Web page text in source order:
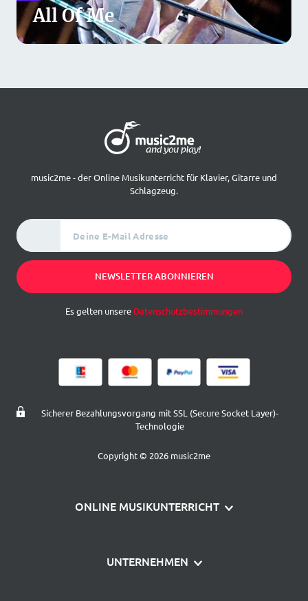
All Of Me
music2me - der Online Musikunterricht für Klavier, Gitarre und
Schlagzeug.
Deine E-Mail Adresse
NEWSLETTER ABONNIEREN
Es gelten unsere Datenschutzbestimmungen
Sicherer Bezahlungsvorgang mit SSL (Secure Socket Layer)-
Technologie
Copyright © 2026 music2me
ONLINE MUSIKUNTERRICHT
Gitarre lernen
UNTERNEHMEN